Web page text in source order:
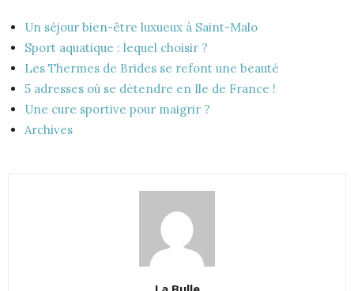
Un séjour bien-être luxueux à Saint-Malo
Sport aquatique : lequel choisir ?
Les Thermes de Brides se refont une beauté
5 adresses où se détendre en Ile de France !
Une cure sportive pour maigrir ?
Archives